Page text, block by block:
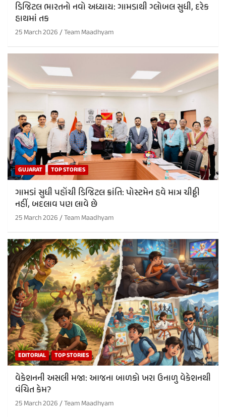
ડિજિટલ ભારતનો નવો અધ્યાય: ગામડાથી ગ્લોબલ સુધી, દરેક
હાથમાં તક
25 March 2026 Team Maadhyam
GUJARAT TOP STORIES
ગામડાં સુધી પહોંચી ડિજિટલ ક્રાંતિ: પોસ્ટમેન હવે માત્ર ચીઠ્ઠી
નહીં, બદલાવ પણ લાવે છે
25 March 2026 Team Maadhyam
EDITORIAL TOP STORIES
વેકેશનની અસલી મજા: આજના બાળકો ખરા ઉનાળુ વેકેશનથી
વંચિત કેમ?
25 March 2026 Team Maadhyam